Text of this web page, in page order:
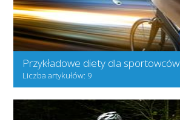
Przykładowe diety dla sportowców
Liczba artykułów: 9